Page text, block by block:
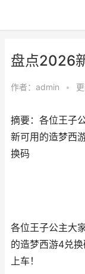
盘点2026
作者： admin •
摘要：各位王子
新可用的造梦西
换码
各位王子公主大
的造梦西游4兑
上车！